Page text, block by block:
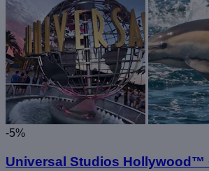
-5%
Universal Studios Hollywood™